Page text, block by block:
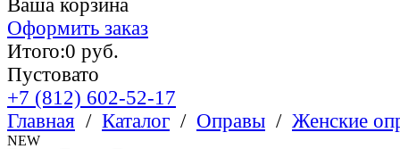
Ваша корзина
Оформить заказ
Итого:0 руб.
Пустовато
+7 (812) 602-52-17
Главная / Каталог / Оправы / Женские
NEW